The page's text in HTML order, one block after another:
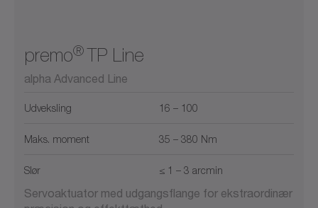
premo®TP Line
alpha Advanced Line
Udveksling 16 – 100
Maks. moment 35 – 380 Nm
Slør ≤ 1 – 3 arcmin
Servoaktuator med udgangsflange for ekstraordinær